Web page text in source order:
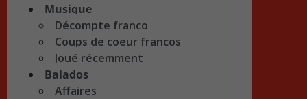
Musique
Décompte franco
Coups de coeur francos
Joué récemment
Balados
Affaires